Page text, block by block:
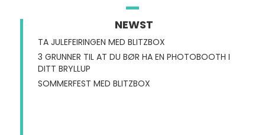
NEWST
TA JULEFEIRINGEN MED BLITZBOX
3 GRUNNER TIL AT DU BØR HA EN PHOTOBOOTH I
DITT BRYLLUP
SOMMERFEST MED BLITZBOX